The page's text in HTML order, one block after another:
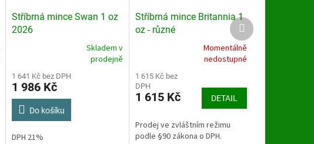
Stříbrná mince Swan 1 oz
2026
produktu
je
5,0
5
hvězdiček.
Skladem v
prodejně
1 641 Kč bez DPH
1 986 Kč
Do košíku
DPH 21%
Stříbrná mince Britannia 1
oz - různé
produktu
je
4,1
5
hvězdiček.
Momentálně
nedostupné
1 615 Kč bez
DPH
1 615 Kč DETAIL
Prodej ve zvláštním režimu
podle §90 zákona o DPH.
Další
produkt